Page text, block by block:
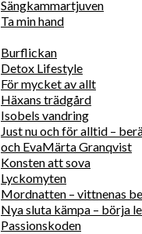
Sängkammartjuven
Ta min hand
Burflickan
Detox Lifestyle
För mycket av allt
Häxans trädgård
Isobels vandring
Just nu och för alltid –
och EvaMärta Granqvist
Konsten att sova
Lyckomyten
Mordnatten – vittnenas
Nya sluta kämpa – börja
Passionskoden